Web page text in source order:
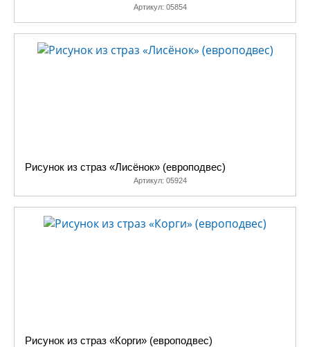
Артикул: 05854
Рисунок из страз «Лисёнок» (европодвес)
Артикул: 05924
Рисунок из страз «Корги» (европодвес)